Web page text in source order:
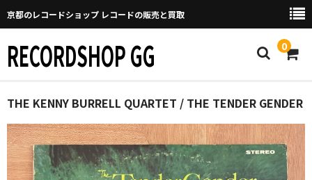
京都のレコードショップ レコードの販売と買取
RECORDSHOP GG 0
Home
マイページ
GGについて
THE KENNY BURRELL QUARTET / THE TENDER GENDER